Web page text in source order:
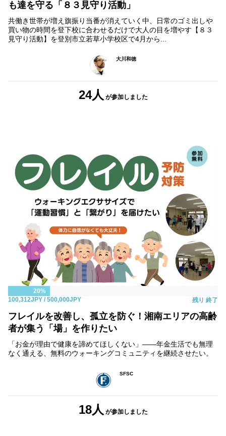
も達を守る「８３見守り活動」
共働き世帯が増え旗振り当番が消えていく中、日常のゴミ出しや
買い物の時間を登下校に合わせるだけで大人の目を増やす【８３
見守り活動】を登別市立若草小学校区で4月から...
大川和徳
24人 が参加しました
20%
100,312JPY / 500,000JPY 残り 終了
フレイルを改善し、孤立を防ぐ！湘南エリアの高齢
者が集う「場」を作りたい
「お金が理由で健康を諦めてほしくない」——年金生活でも無理
なく通える、無料のウォーキングコミュニティを継続させたい。
SFSC
18人 が参加しました